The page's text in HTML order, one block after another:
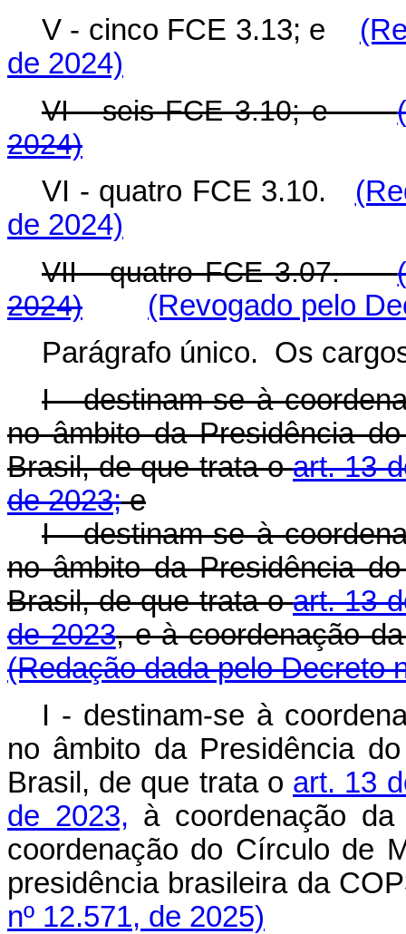
V - cinco FCE 3.13; e
de 2024)
VI - seis FCE 3.10; e
2024)
VI - quatro FCE 3.10.
de 2024)
VII - quatro FCE 3.07.
2024)
(Revogado pelo
Parágrafo único. Os
I - destinam-se à
no âmbito da Presidência
Brasil, de que trata oart. 13
de 2023;e
I - destinam-se à
no âmbito da Presidência
Brasil, de que trata oart. 13
de 2023, e à coordenação
(Redação dada pelo Decreto
I - destinam-se à
no âmbito da Presidência
Brasil, de que trata o art. 13
de 2023, à coordenação
coordenação do Círculo de
presidência brasileira da
nº 12.571, de 2025)